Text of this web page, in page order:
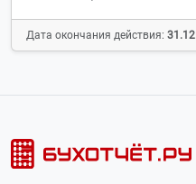
Дата окончания действия: